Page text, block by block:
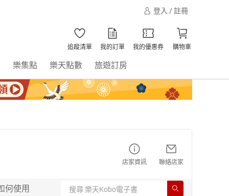
登入 / 註冊
追蹤清單 我的訂單 我的優惠券 購物車
樂集點 樂天點數 旅遊訂房
店家資訊 聯絡店家
何使用